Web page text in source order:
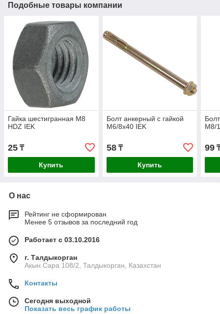
Подобные товары компании
Гайка шестигранная М8
HDZ IEK
25 ₸
Купить
Болт анкерный с гайкой
М6/8х40 IEK
58₸
Купить
М8/
99
О нас
Рейтинг не сформирован
Менее 5 отзывов за последний год
Работает с 03.10.2016
г. Талдыкорган
Акын Сара 108/2, Талдыкорган, Казахстан
Контакты
Сегодня выходной
Показать весь график работы